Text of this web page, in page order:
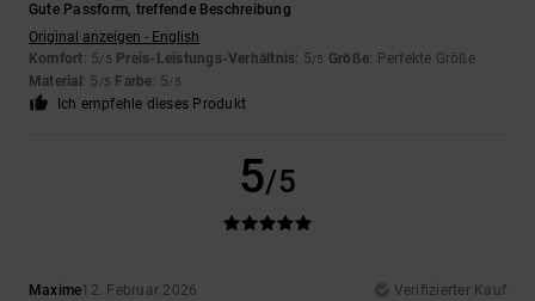
Gute Passform, treffende Beschreibung
Original anzeigen - English
Komfort: 5/5 Preis-Leistungs-Verhältnis: 5/5 Größe: Perfekte Größe
Material : 5 /5 Farbe: 5/5
Ich empfehle dieses Produkt
5/5
Maxime12. Februar 2026
Verifizierter Kauf